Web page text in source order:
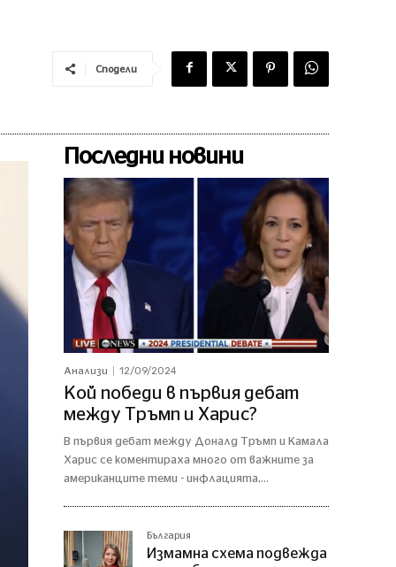
Сподели
Последни новини
Анализи 12/09/2024
Кой победи в първия дебат
между Тръмп и Харис?
В първия дебат между Доналд Тръмп и Камала
Харис се коментираха много от важните за
американците теми - инфлацията,...
България
Измамна схема подвежда